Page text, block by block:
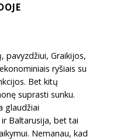
pavyzdžiui, Graikijos,
ryšiais su
Bet kitų
suprasti sunku.
glaudžiai
Baltarusija, bet tai
Nemanau, kad